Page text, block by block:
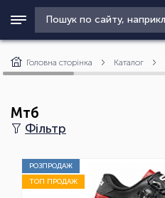
Головна сторінка Каталог
Мтб
Фільтр
РОЗПРОДАЖ
ТОП ПРОДАЖ